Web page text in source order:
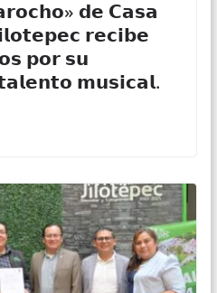
𝗱𝗲 𝗖𝗮𝘀𝗮
𝗿𝗲𝗰𝗶𝗯𝗲
𝗽𝗼𝗿 𝘀𝘂
𝗺𝘂𝘀𝗶𝗰𝗮𝗹.